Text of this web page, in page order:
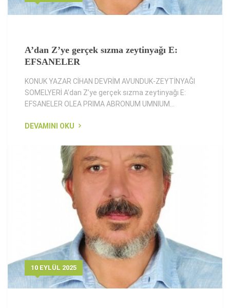
A’dan Z’ye gerçek sızma zeytinyağı E:
EFSANELER
KONUK YAZAR CİHAN DEVRİM AVUNDUK-ZEYTİNYAĞI
SOMELYERİ A’dan Z’ye gerçek sızma zeytinyağı E:
EFSANELER OLEA PRIMA ABRONUM UMNIUM...
DEVAMINI OKU
10 EYLÜL 2025